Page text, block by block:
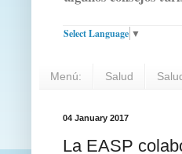
Select Language ▼
Menú: Salud
04 January 2017
La EASP